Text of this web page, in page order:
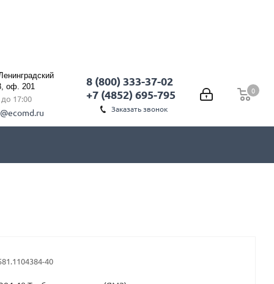
0
0
8 (800) 333-37-02
+7 (4852) 695-795
Заказать звонок
оф. 201
до 17:00
40